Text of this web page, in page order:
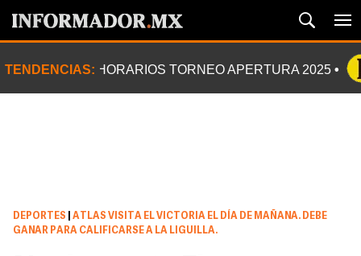
TENDENCIAS: HORARIOS TORNEO APERTURA 2025
DEPORTES
ATLAS VISITA EL VICTORIA EL DÍA DE MAÑANA. DEBE
GANAR PARA CALIFICARSE A LA LIGUILLA.